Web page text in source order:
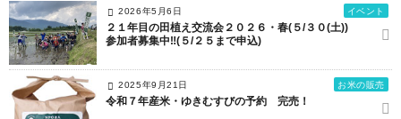
2026年5月6日 イベント
２１年目の田植え交流会２０２６・春(５/３０(土))
参加者募集中‼(５/２５まで申込)
2025年9月21日 お米の販売
令和７年産米・ゆきむすびの予約 完売！